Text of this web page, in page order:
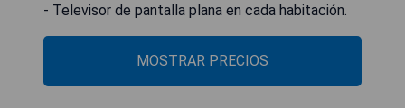
- Televisor de pantalla plana en cada habitación.
MOSTRAR PRECIOS